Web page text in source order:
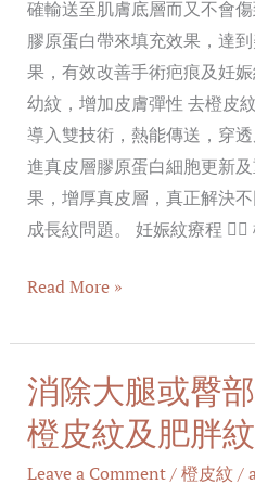
確輸送至肌膚底層而又不會
膠原蛋白帶來填充效果，達
果，有效改善手術疤痕及妊
幼紋，增加皮膚彈性 去橙皮
導入雙技術，熱能傳送，穿
進真皮層膠原蛋白細胞更新
果，增厚真皮層，真正解決不
成長紋問題。 妊娠紋療程 👈🏻
Read More »
消除大腿或臀
橙皮紋及肥胖
Leave a Comment/橙皮紋/
消
除
大
腿